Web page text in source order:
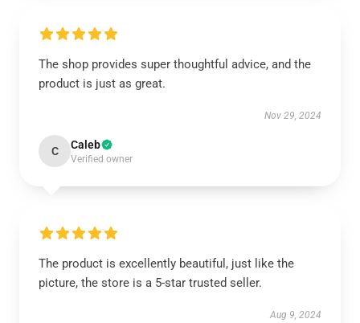
The shop provides super thoughtful advice, and the
product is just as great.
Nov 29, 2024
C Caleb
Verified owner
The product is excellently beautiful, just like the
picture, the store is a 5-star trusted seller.
Aug 9, 2024